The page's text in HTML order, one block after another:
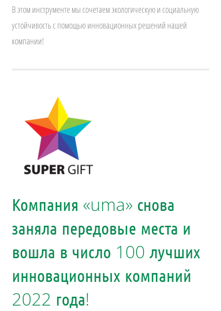
В этом инструменте мы сочетаем экологическую и социальную
устойчивость с помощью инновационных решений нашей
компании!
Компания «uma» снова
заняла передовые места и
вошла в число 100 лучших
инновационных компаний
2022 года!